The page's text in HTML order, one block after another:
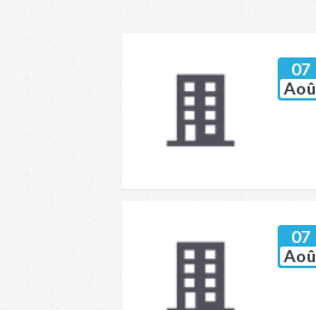
07
Aoû
07
Aoû